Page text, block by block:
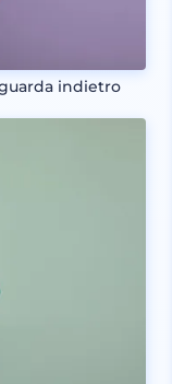
indietro